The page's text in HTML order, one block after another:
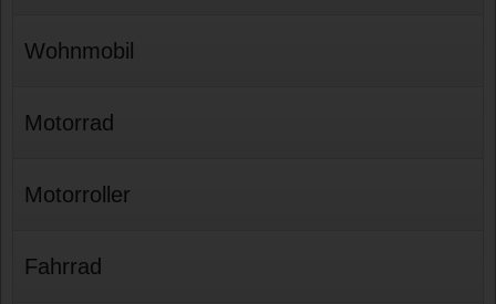
Wohnmobil
Motorrad
Motorroller
Fahrrad